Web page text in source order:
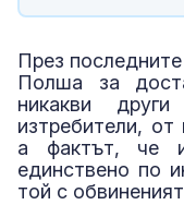
През
Полша за
никакви
изтребители,
а фактът, че
единствено по
той с